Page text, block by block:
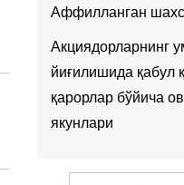
Аффилланган
Акциядорларнинг
йиғилишида қабул
қарорлар бўйича
якунлари